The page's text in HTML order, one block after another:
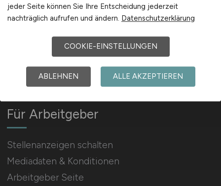
Social Media & Networks
Gleichberechtigung & Vielfalt
Für Arbeitgeber
Stellenanzeigen schalten
Mediadaten & Konditionen
Arbeitgeber Seite
jeder Seite können Sie Ihre Entscheidung jederzeit
nachträglich aufrufen und ändern. Datenschutzerklärung
COOKIE-EINSTELLUNGEN
ABLEHNEN ALLE AKZEPTIEREN